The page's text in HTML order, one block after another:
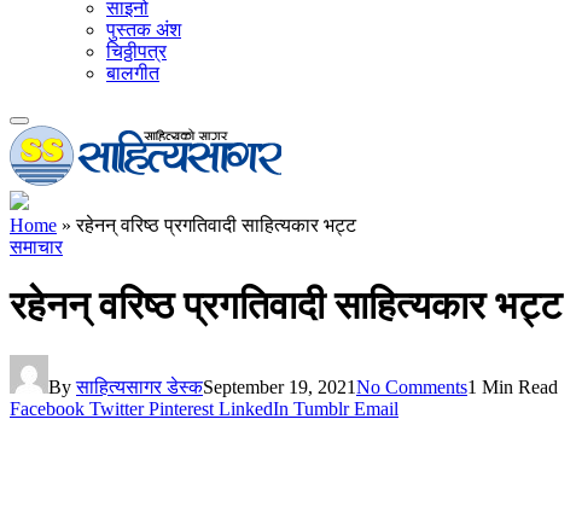
साइनो
पुस्तक अंश
चिठ्ठीपत्र
बालगीत
Home »रहेनन् वरिष्ठ प्रगतिवादी साहित्यकार भट्ट
समाचार
रहेनन् वरिष्ठ प्रगतिवादी साहित्यकार भट्ट
By साहित्यसागर डेस्कSeptember 19, 2021No Comments1 Min Read
Facebook Twitter Pinterest LinkedIn Tumblr Email